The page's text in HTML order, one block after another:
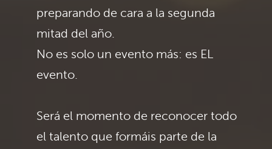
preparando de cara a la segunda
mitad del año.
No es solo un evento más: es EL
evento.
Será el momento de reconocer todo
el talento que formáis parte de la